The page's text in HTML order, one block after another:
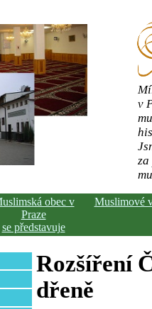
v
obec v
Praze
se představuje
Muslimové
Rozšíření
dřeně